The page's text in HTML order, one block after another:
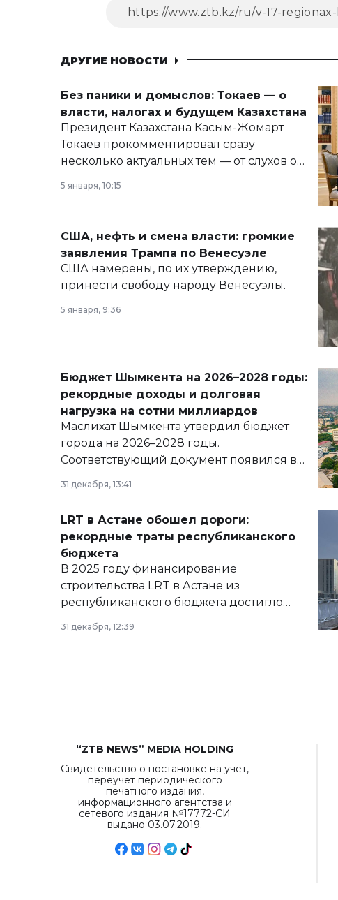
ДРУГИЕ НОВОСТИ
Без паники и домыслов: Токаев — о
власти, налогах и будущем Казахстана
Президент Казахстана Касым-Жомарт
Токаев прокомментировал сразу
несколько актуальных тем — от слухов о
армии, экономики и личного здоровья.
5 января, 10:15
США, нефть и смена власти: громкие
заявления Трампа по Венесуэле
США намерены, по их утверждению,
принести свободу народу Венесуэлы.
5 января, 9:36
Бюджет Шымкента на 2026–2028 годы:
рекордные доходы и долговая
нагрузка на сотни миллиардов
Маслихат Шымкента утвердил бюджет
города на 2026–2028 годы.
Соответствующий документ появился в
базе нормативных правовых актов и на
сайте маслихат города.
31 декабря, 13:41
LRT в Астане обошел дороги:
рекордные траты республиканского
бюджета
В 2025 году финансирование
строительства LRT в Астане из
республиканского бюджета достигло
рекордных объемов.
31 декабря, 12:39
“ZTB NEWS” MEDIA HOLDING
Свидетельство о постановке на учет,
переучет периодического
печатного издания,
информационного агентства и
сетевого издания №17772-СИ
выдано 03.07.2019.